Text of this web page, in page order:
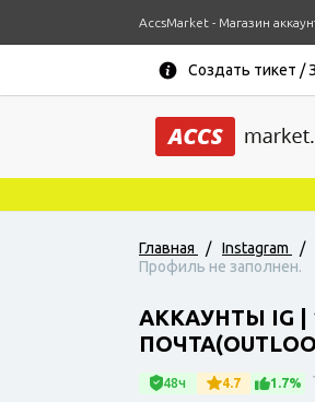
AccsMarket - Магазин
Создать тикет /
Главная / Instagram /
Профиль не заполнен.
АККАУНТЫ IG |
48ч 4.7 1.7%